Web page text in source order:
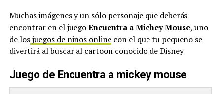
Muchas imágenes y un sólo personaje que deberás
encontrar en el juegoEncuentra a Michey Mouse, uno
de losjuegos de niños onlinecon el que tu pequeño se
divertirá al buscar al cartoon conocido de Disney.
Juego de Encuentra a mickey mouse